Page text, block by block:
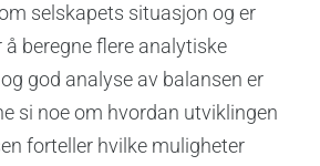
selskapets situasjon og er
beregne flere analytiske
god analyse av balansen er
si noe om hvordan utviklingen
forteller hvilke muligheter